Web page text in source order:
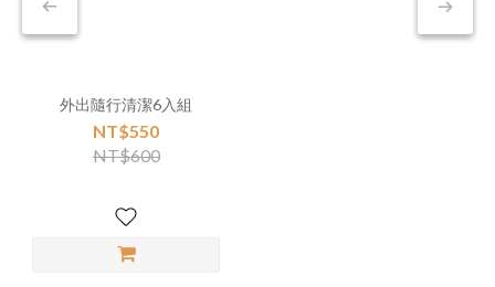
外出隨行清潔6入組
NT$550
NT$600